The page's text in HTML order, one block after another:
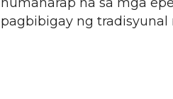
pagbibigay ng tradisyunal